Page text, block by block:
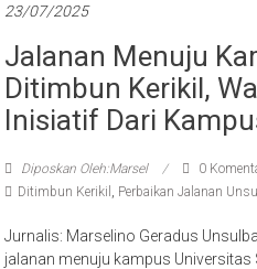
23/07/2025
Jalanan Menuju
Ditimbun Kerikil,
Inisiatif Dari
Diposkan Oleh:Marsel
0
Ditimbun Kerikil
Perbaikan Jalanan
Jurnalis: Marselino Geradus
jalanan menuju kampus